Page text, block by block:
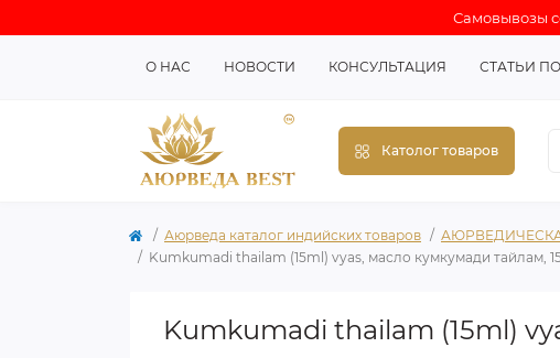
Самовывозы
О НАС НОВОСТИ КОНСУЛЬТАЦИЯ СТАТЬИ
Католог товаров
Аюрведа каталог индийских товаров
Kumkumadi thailam (15ml) vyas, масло кумкумади тайлам,
Kumkumadi thailam (15ml)